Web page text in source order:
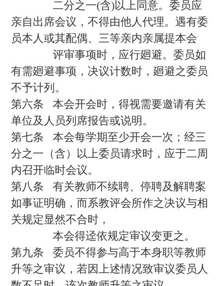
二分之一(含)以上同意。委员应
亲自出席会议，不得由他人代理。遇有委
员本人或其配偶、三等亲内亲属提本会
评审事项时，应行廻避。委员如
有需廻避事项，决议计数时，廻避之委员
不予计列。
第六条 本会开会时，得视需要邀请有关
单位及人员列席报告或说明。
第七条 本会每学期至少开会一次；经三
分之一（含）以上委员请求时，应于二周
内召开临时会议。
第八条 有关教师不续聘、停聘及解聘案
如事证明确，而系教评会所作之决议与相
关规定显然不合时，
本会得迳依规定审议变更之。
第九条 委员不得参与高于本身职等教师
升等之审议，若因上述情况致审议委员人